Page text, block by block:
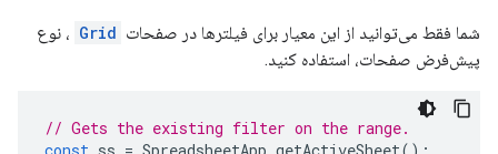
شما فقط می‌توانید از این معیار برای فیلترها در صفحات Grid ، نوع
پیش‌فرض صفحات، استفاده کنید.
// Gets the existing filter on the range.